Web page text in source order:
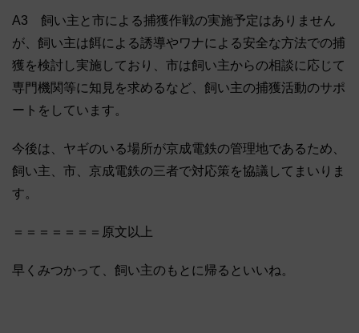
A3 飼い主と市による捕獲作戦の実施予定はありません
が、飼い主は餌による誘導やワナによる安全な方法での捕
獲を検討し実施しており、市は飼い主からの相談に応じて
専門機関等に知見を求めるなど、飼い主の捕獲活動のサポ
ートをしています。
今後は、ヤギのいる場所が京成電鉄の管理地であるため、
飼い主、市、京成電鉄の三者で対応策を協議してまいりま
す。
＝＝＝＝＝＝＝原文以上
早くみつかって、飼い主のもとに帰るといいね。